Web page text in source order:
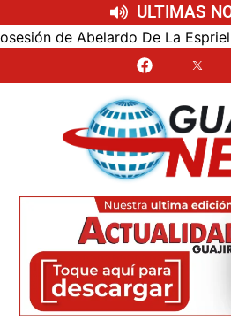
ULTIMAS
de Abelardo De La Espriella,